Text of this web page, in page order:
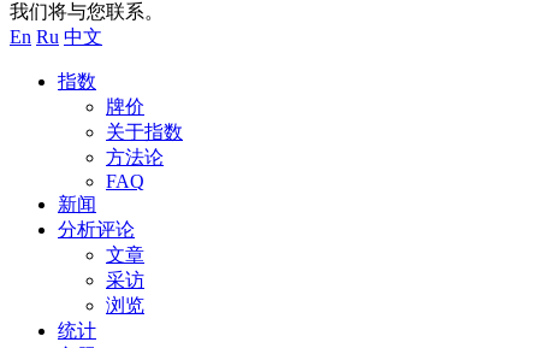
我们将与您联系。
En Ru 中文
指数
牌价
关于指数
方法论
FAQ
新闻
分析评论
文章
采访
浏览
统计